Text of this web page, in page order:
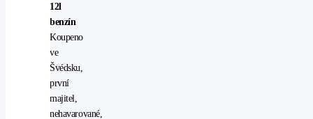
12l
benzín
Koupeno
ve
Švédsku,
první
majitel,
nehavarované,